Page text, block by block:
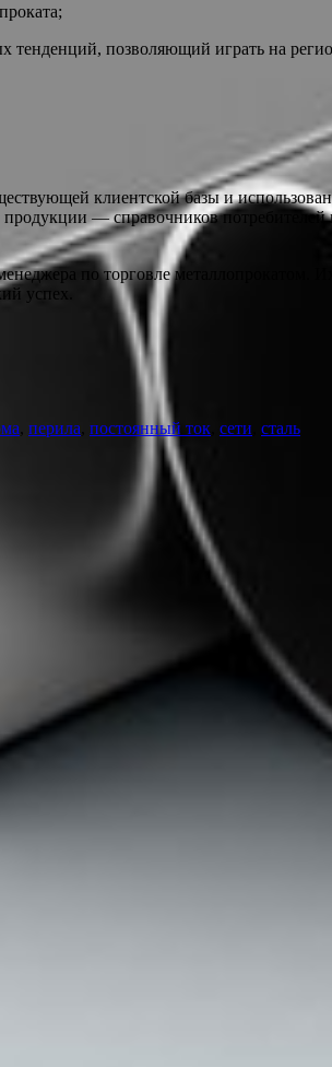
позволяющий играть на
клиентской базы и
— справочников
по торговле металлопрокатом.
успех.
, перила постоянный ток сети сталь